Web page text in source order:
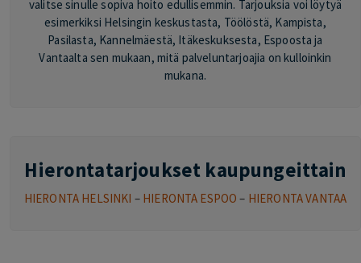
valitse sinulle sopiva hoito edullisemmin. Tarjouksia voi löytyä
esimerkiksi Helsingin keskustasta, Töölöstä, Kampista,
Pasilasta, Kannelmäestä, Itäkeskuksesta, Espoosta ja
Vantaalta sen mukaan, mitä palveluntarjoajia on kulloinkin
mukana.
Hierontatarjoukset kaupungeittain
HIERONTA HELSINKI – HIERONTA ESPOO – HIERONTA VANTAA